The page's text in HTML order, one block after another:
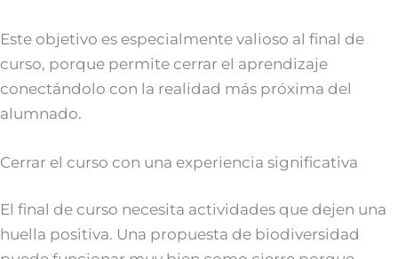
Este objetivo es especialmente valioso al final de
curso, porque permite cerrar el aprendizaje
conectándolo con la realidad más próxima del
alumnado.
Cerrar el curso con una experiencia significativa
El final de curso necesita actividades que dejen una
huella positiva. Una propuesta de biodiversidad